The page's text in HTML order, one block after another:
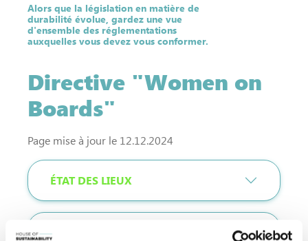
Alors que la législation en matière de
durabilité évolue, gardez une vue
d'ensemble des réglementations
auxquelles vous devez vous conformer.
Directive "Women on
Boards"
Page mise à jour le 12.12.2024
ÉTAT DES LIEUX
OBJECTIF